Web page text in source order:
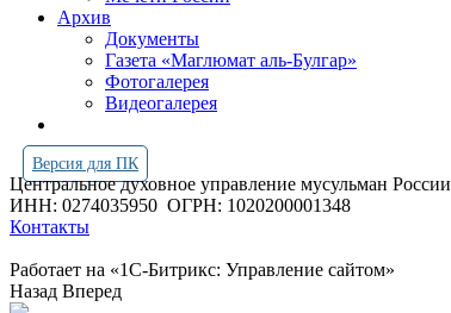
Архив
Документы
Газета «Маглюмат аль-Булгар»
Фотогалерея
Видеогалерея
Версия для ПК
Центральное духовное управление мусульман России
ИНН: 0274035950 ОГРН: 1020200001348
Контакты
Работает на «1С-Битрикс: Управление сайтом»
Назад Вперед